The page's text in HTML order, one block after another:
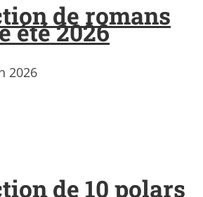
de romans
été 2026
2026
de 10 polars